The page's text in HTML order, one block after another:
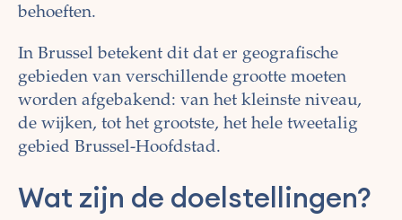
behoeften.
In Brussel betekent dit dat er geografische
gebieden van verschillende grootte moeten
worden afgebakend: van het kleinste niveau,
de wijken, tot het grootste, het hele tweetalig
gebied Brussel-Hoofdstad.
Wat zijn de doelstellingen?